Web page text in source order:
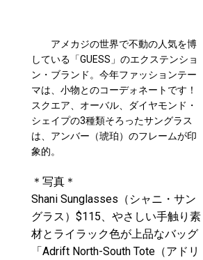
アメカジの世界で不動の人気を博
している「GUESS」のエクステンショ
ン・ブランド。今年ファッションテー
マは、小物とのコーデォネートです！
スクエア、オーバル、ダイヤモンド・
シェイプの3種類そろったサングラス
は、アンバー（琥珀）のフレームが印
象的。
＊写真＊
Shani Sunglasses（シャニ・サン
グラス）$115、やさしい手触り素
材とライラック色が上品なバッグ
「Adrift North-South Tote（アドリ